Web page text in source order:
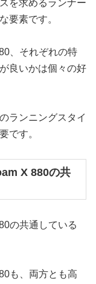
を求めるランナー
要素です。
、それぞれの特
良いかは個々の好
ランニングスタイ
です。
X 880の共
の共通している
も、両方とも高